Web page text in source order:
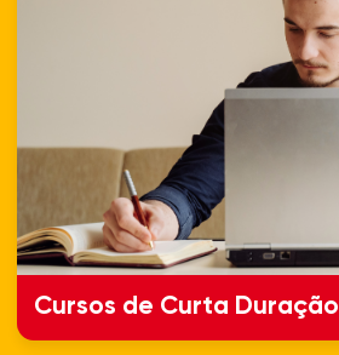
Cursos de Curta Duração